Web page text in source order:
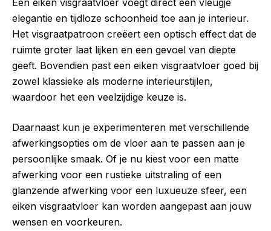
Een eiken visgraatvloer voegt direct een vleugje
elegantie en tijdloze schoonheid toe aan je interieur.
Het visgraatpatroon creëert een optisch effect dat de
ruimte groter laat lijken en een gevoel van diepte
geeft. Bovendien past een eiken visgraatvloer goed bij
zowel klassieke als moderne interieurstijlen,
waardoor het een veelzijdige keuze is.
Daarnaast kun je experimenteren met verschillende
afwerkingsopties om de vloer aan te passen aan je
persoonlijke smaak. Of je nu kiest voor een matte
afwerking voor een rustieke uitstraling of een
glanzende afwerking voor een luxueuze sfeer, een
eiken visgraatvloer kan worden aangepast aan jouw
wensen en voorkeuren.